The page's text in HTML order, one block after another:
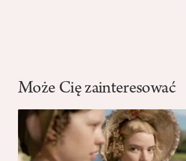
Może Cię zainteresować